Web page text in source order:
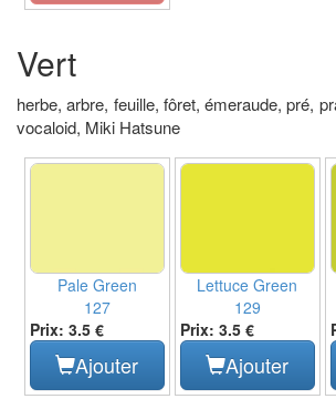
Vert
herbe, arbre, feuille, fôret, émeraude, pré,
vocaloid, Miki Hatsune
Pale Green
127
Prix: 3.5 €
Ajouter
Lettuce Green
129
Prix: 3.5 €
Ajouter